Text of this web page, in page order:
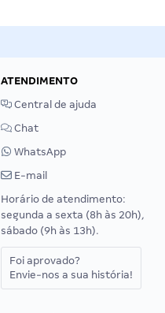
ATENDIMENTO
Central de ajuda
Chat
WhatsApp
E-mail
Horário de atendimento:
segunda a sexta (8h às 20h),
sábado (9h às 13h).
Foi aprovado?
Envie-nos a sua história!